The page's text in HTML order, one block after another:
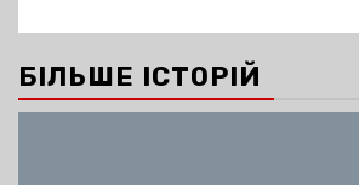
БІЛЬШЕ ІСТОРІЙ